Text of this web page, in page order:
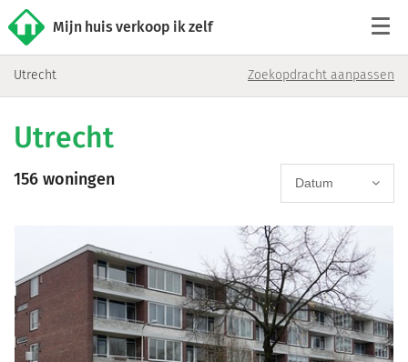
Mijn huis verkoop ik zelf
Contact
Utrecht Zoekopdracht aanpassen
Utrecht
156 woningen Datum